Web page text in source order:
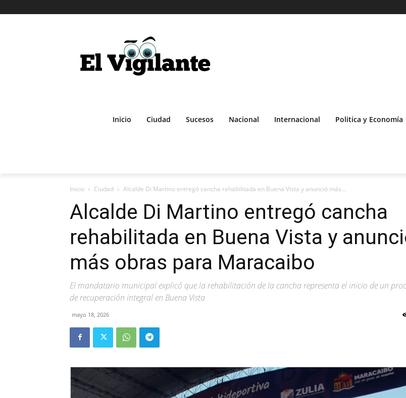
Inicio Ciudad Sucesos Nacional Internacional Politica y Economía
Inicio Ciudad Alcalde Di Martino entregó cancha rehabilitada en Buena Vista y anunció más...
Alcalde Di Martino entregó cancha
rehabilitada en Buena Vista y
más obras para Maracaibo
El mandatario municipal explicó que la rehabilitación de la cancha representa el inicio de un
de recuperación integral en Buena Vista
mayo 18, 2026